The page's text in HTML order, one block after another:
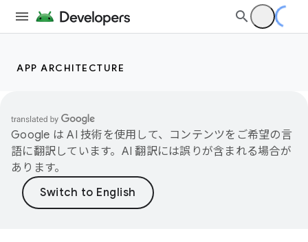
APP ARCHITECTURE
Google は AI 技術を使用して、コンテンツをご希望の言
語に翻訳しています。AI 翻訳には誤りが含まれる場合が
あります。